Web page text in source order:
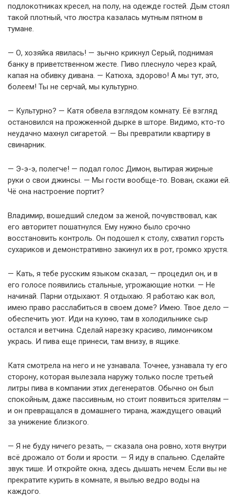
подлокотниках кресел, на полу, на одежде гостей. Дым стоял
такой плотный, что люстра казалась мутным пятном в
тумане.
— О, хозяйка явилась! — зычно крикнул Серый, поднимая
банку в приветственном жесте. Пиво плеснуло через край,
капая на обивку дивана. — Катюха, здорово! А мы тут, это,
болеем! Ты не серчай, мы культурно.
— Культурно? — Катя обвела взглядом комнату. Её взгляд
остановился на прожженной дырке в шторе. Видимо, кто-то
неудачно махнул сигаретой. — Вы превратили квартиру в
свинарник.
— Э-э-э, полегче! — подал голос Димон, вытирая жирные
руки о свои джинсы. — Мы гости вообще-то. Вован, скажи ей.
Чё она настроение портит?
Владимир, вошедший следом за женой, почувствовал, как
его авторитет пошатнулся. Ему нужно было срочно
восстановить контроль. Он подошел к столу, схватил горсть
сухариков и демонстративно закинул их в рот, громко хрустя.
— Кать, я тебе русским языком сказал, — процедил он, и в
его голосе появились стальные, угрожающие нотки. — Не
начинай. Парни отдыхают. Я отдыхаю. Я работаю как вол,
имею право расслабиться в своем доме? Имею. Твое дело —
обеспечить уют. Иди на кухню, там в холодильнике сыр
остался и ветчина. Сделай нарезку красиво, лимончиком
укрась. И пива еще принеси, там внизу, в ящике.
Катя смотрела на него и не узнавала. Точнее, узнавала ту его
сторону, которая вылезала наружу только после третьей
литры пива в компании этих дегенератов. Обычно он был
спокойным, даже пассивным, но стоит появиться зрителям —
и он превращался в домашнего тирана, жаждущего оваций
за унижение близкого.
— Я не буду ничего резать, — сказала она ровно, хотя внутри
всё дрожало от боли и ярости. — Я иду в спальню. Сделайте
звук тише. И откройте окна, здесь дышать нечем. Если вы не
прекратите курить в комнате, я вылью ведро воды на
каждого.